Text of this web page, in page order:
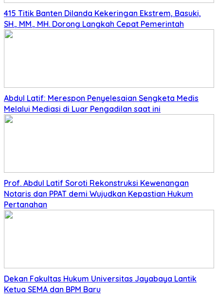
415 Titik Banten Dilanda Kekeringan Ekstrem, Basuki,
SH., MM., MH. Dorong Langkah Cepat Pemerintah
Abdul Latif: Merespon Penyelesaian Sengketa Medis
Melalui Mediasi di Luar Pengadilan saat ini
Prof. Abdul Latif Soroti Rekonstruksi Kewenangan
Notaris dan PPAT demi Wujudkan Kepastian Hukum
Pertanahan
Dekan Fakultas Hukum Universitas Jayabaya Lantik
Ketua SEMA dan BPM Baru